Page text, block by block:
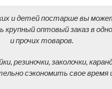
и детей постарше вы
крупный оптовый заказ в
и прочих товаров.
резиночки, заколочки,
сэкономить свое время